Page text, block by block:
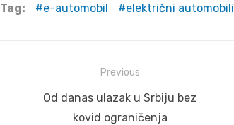
Tag: e-automobil električni automobili
navigation
Previous
Previous
Od danas ulazak u Srbiju bez
kovid ograničenja